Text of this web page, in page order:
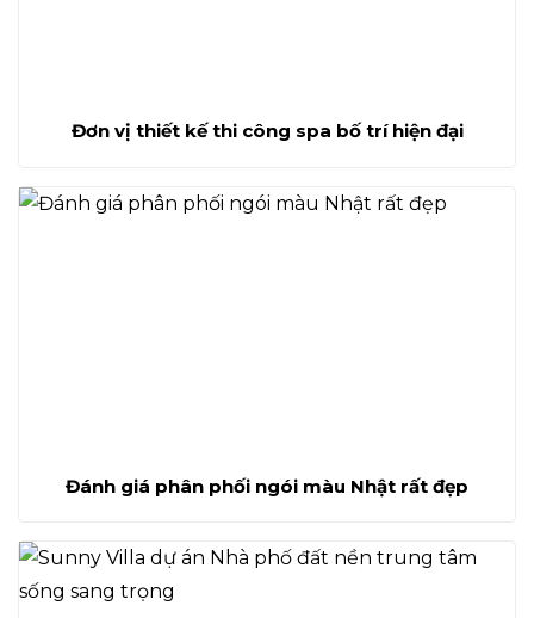
Đơn vị thiết kế thi công spa bố trí hiện đại
Đánh giá phân phối ngói màu Nhật rất đẹp